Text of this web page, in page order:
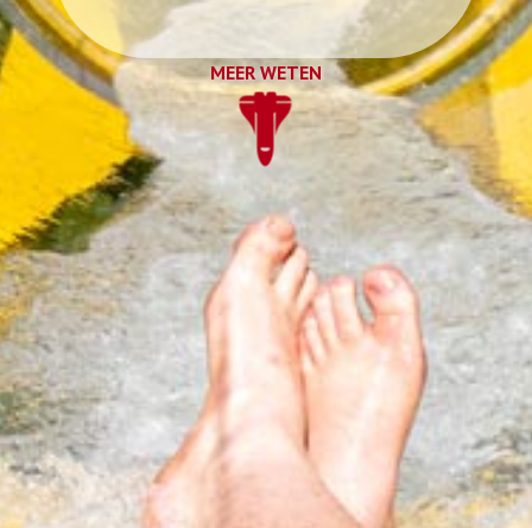
MEER WETEN
